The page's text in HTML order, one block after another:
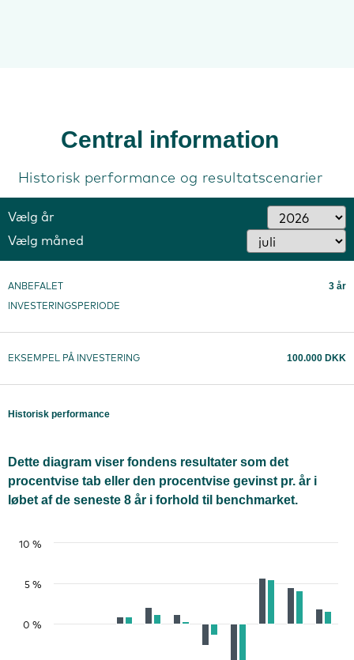
Central information
Historisk performance og resultatscenarier
Vælg år
Vælg måned
ANBEFALET
INVESTERINGSPERIODE
3 år
EKSEMPEL PÅ INVESTERING 100.000 DKK
Historisk performance
Dette diagram viser fondens resultater som det
procentvise tab eller den procentvise gevinst pr. år i
løbet af de seneste 8 år i forhold til benchmarket.
0 %
5 %
10 %